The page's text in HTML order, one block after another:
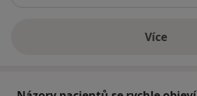
Víceo adrese